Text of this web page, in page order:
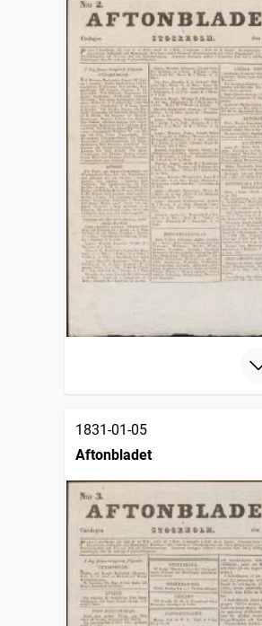
1831-01-05
Aftonbladet